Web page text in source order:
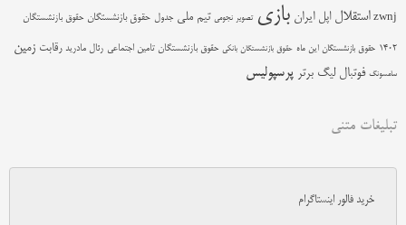
zwnj استقلال اپل ایران بازی تصویر نجومی تیم ملی جدول حقوق بازنشستگان حقوق بازنشستگان
1402 حقوق بازنشستگان این ماه حقوق بازنشستگان بانکی حقوق بازنشستگان تامین اجتماعی رئال مادرید رقابت زمین
سامسونگ فوتبال لیگ برتر پرسپولیس
تبلیغات متنی
خرید فالور اینستاگرام